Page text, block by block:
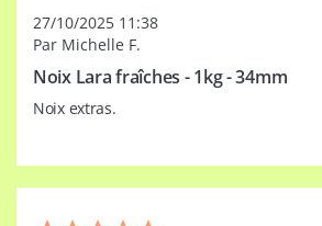
27/10/2025 11:38
Par Michelle F.
Noix Lara fraîches - 1kg - 34mm
Noix extras.